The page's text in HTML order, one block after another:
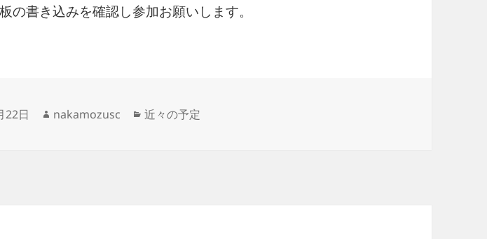
の書き込みを確認し参加お願いします。
22日
作
nakamozusc
カ
近々の予定